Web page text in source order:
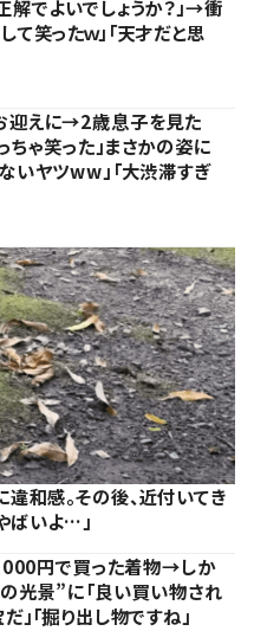
でよいでしょうか？」→衝
て笑ったｗ」「天才だと思
迎えに→2歳息子を見た
ゃ笑った」まさかの姿に
いヤツww」「大渋滞すぎ
和感。その後、近付いてき
ばいよ…」
円で買った着物→しか
光景”に「良い買い物され
」「掘り出し物ですね」